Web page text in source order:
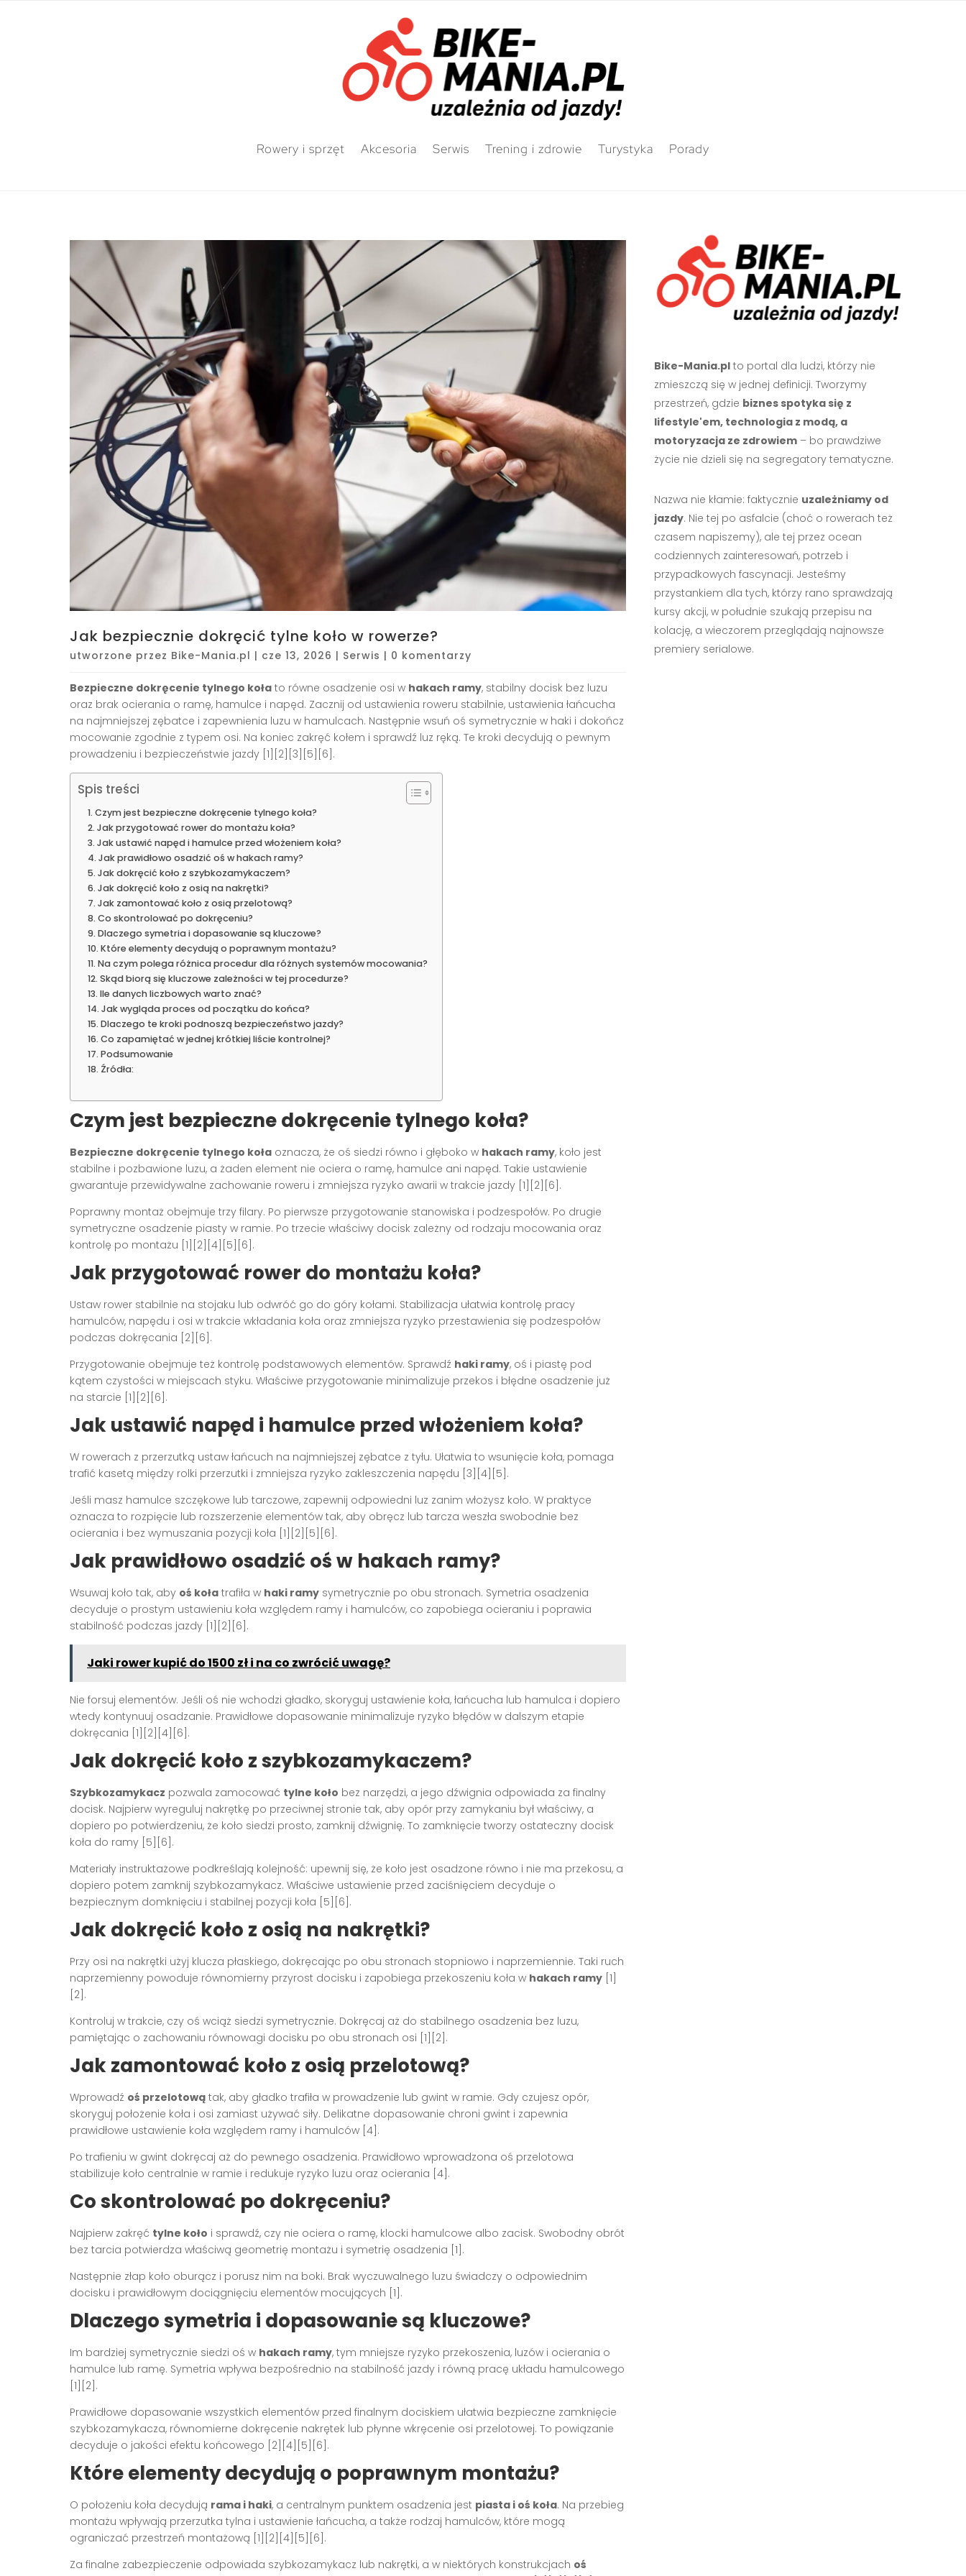
Rowery i sprzęt Akcesoria Serwis Trening i zdrowie Turystyka Porady
Jak bezpiecznie dokręcić tylne koło w rowerze?
utworzone przez Bike-Mania.pl | cze 13, 2026 | Serwis | 0 komentarzy
Bezpieczne dokręcenie tylnego koła to równe osadzenie osi w hakach ramy, stabilny docisk bez luzu
oraz brak ocierania o ramę, hamulce i napęd. Zacznij od ustawienia roweru stabilnie, ustawienia łańcucha
na najmniejszej zębatce i zapewnienia luzu w hamulcach. Następnie wsuń oś symetrycznie w haki i dokończ
mocowanie zgodnie z typem osi. Na koniec zakręć kołem i sprawdź luz ręką. Te kroki decydują o pewnym
prowadzeniu i bezpieczeństwie jazdy [1][2][3][5][6].
Spis treści
Czym jest bezpieczne dokręcenie tylnego koła?
Jak przygotować rower do montażu koła?
Jak ustawić napęd i hamulce przed włożeniem koła?
Jak prawidłowo osadzić oś w hakach ramy?
Jak dokręcić koło z szybkozamykaczem?
Jak dokręcić koło z osią na nakrętki?
Jak zamontować koło z osią przelotową?
Co skontrolować po dokręceniu?
Dlaczego symetria i dopasowanie są kluczowe?
Które elementy decydują o poprawnym montażu?
Na czym polega różnica procedur dla różnych systemów mocowania?
Skąd biorą się kluczowe zależności w tej procedurze?
Ile danych liczbowych warto znać?
Jak wygląda proces od początku do końca?
Dlaczego te kroki podnoszą bezpieczeństwo jazdy?
Co zapamiętać w jednej krótkiej liście kontrolnej?
Podsumowanie
Źródła:
Czym jest bezpieczne dokręcenie tylnego koła?
Bezpieczne dokręcenie tylnego koła oznacza, że oś siedzi równo i głęboko w hakach ramy, koło jest
stabilne i pozbawione luzu, a żaden element nie ociera o ramę, hamulce ani napęd. Takie ustawienie
gwarantuje przewidywalne zachowanie roweru i zmniejsza ryzyko awarii w trakcie jazdy [1][2][6].
Poprawny montaż obejmuje trzy filary. Po pierwsze przygotowanie stanowiska i podzespołów. Po drugie
symetryczne osadzenie piasty w ramie. Po trzecie właściwy docisk zależny od rodzaju mocowania oraz
kontrolę po montażu [1][2][4][5][6].
Jak przygotować rower do montażu koła?
Ustaw rower stabilnie na stojaku lub odwróć go do góry kołami. Stabilizacja ułatwia kontrolę pracy
hamulców, napędu i osi w trakcie wkładania koła oraz zmniejsza ryzyko przestawienia się podzespołów
podczas dokręcania [2][6].
Przygotowanie obejmuje też kontrolę podstawowych elementów. Sprawdź haki ramy, oś i piastę pod
kątem czystości w miejscach styku. Właściwe przygotowanie minimalizuje przekos i błędne osadzenie już
na starcie [1][2][6].
Jak ustawić napęd i hamulce przed włożeniem koła?
W rowerach z przerzutką ustaw łańcuch na najmniejszej zębatce z tyłu. Ułatwia to wsunięcie koła, pomaga
trafić kasetą między rolki przerzutki i zmniejsza ryzyko zakleszczenia napędu [3][4][5].
Jeśli masz hamulce szczękowe lub tarczowe, zapewnij odpowiedni luz zanim włożysz koło. W praktyce
oznacza to rozpięcie lub rozszerzenie elementów tak, aby obręcz lub tarcza weszła swobodnie bez
ocierania i bez wymuszania pozycji koła [1][2][5][6].
Jak prawidłowo osadzić oś w hakach ramy?
Wsuwaj koło tak, aby oś koła trafiła w haki ramy symetrycznie po obu stronach. Symetria osadzenia
decyduje o prostym ustawieniu koła względem ramy i hamulców, co zapobiega ocieraniu i poprawia
stabilność podczas jazdy [1][2][6].
Jaki rower kupić do 1500 zł i na co zwrócić uwagę?
Nie forsuj elementów. Jeśli oś nie wchodzi gładko, skoryguj ustawienie koła, łańcucha lub hamulca i dopiero
wtedy kontynuuj osadzanie. Prawidłowe dopasowanie minimalizuje ryzyko błędów w dalszym etapie
dokręcania [1][2][4][6].
Jak dokręcić koło z szybkozamykaczem?
Szybkozamykacz pozwala zamocować tylne koło bez narzędzi, a jego dźwignia odpowiada za finalny
docisk. Najpierw wyreguluj nakrętkę po przeciwnej stronie tak, aby opór przy zamykaniu był właściwy, a
dopiero po potwierdzeniu, że koło siedzi prosto, zamknij dźwignię. To zamknięcie tworzy ostateczny docisk
koła do ramy [5][6].
Materiały instruktażowe podkreślają kolejność: upewnij się, że koło jest osadzone równo i nie ma przekosu, a
dopiero potem zamknij szybkozamykacz. Właściwe ustawienie przed zaciśnięciem decyduje o
bezpiecznym domknięciu i stabilnej pozycji koła [5][6].
Jak dokręcić koło z osią na nakrętki?
Przy osi na nakrętki użyj klucza płaskiego, dokręcając po obu stronach stopniowo i naprzemiennie. Taki ruch
naprzemienny powoduje równomierny przyrost docisku i zapobiega przekoszeniu koła w hakach ramy [1]
[2].
Kontroluj w trakcie, czy oś wciąż siedzi symetrycznie. Dokręcaj aż do stabilnego osadzenia bez luzu,
pamiętając o zachowaniu równowagi docisku po obu stronach osi [1][2].
Jak zamontować koło z osią przelotową?
Wprowadź oś przelotową tak, aby gładko trafiła w prowadzenie lub gwint w ramie. Gdy czujesz opór,
skoryguj położenie koła i osi zamiast używać siły. Delikatne dopasowanie chroni gwint i zapewnia
prawidłowe ustawienie koła względem ramy i hamulców [4].
Po trafieniu w gwint dokręcaj aż do pewnego osadzenia. Prawidłowo wprowadzona oś przelotowa
stabilizuje koło centralnie w ramie i redukuje ryzyko luzu oraz ocierania [4].
Co skontrolować po dokręceniu?
Najpierw zakręć tylne koło i sprawdź, czy nie ociera o ramę, klocki hamulcowe albo zacisk. Swobodny obrót
bez tarcia potwierdza właściwą geometrię montażu i symetrię osadzenia [1].
Następnie złap koło oburącz i porusz nim na boki. Brak wyczuwalnego luzu świadczy o odpowiednim
docisku i prawidłowym dociągnięciu elementów mocujących [1].
Dlaczego symetria i dopasowanie są kluczowe?
Im bardziej symetrycznie siedzi oś w hakach ramy, tym mniejsze ryzyko przekoszenia, luzów i ocierania o
hamulce lub ramę. Symetria wpływa bezpośrednio na stabilność jazdy i równą pracę układu hamulcowego
[1][2].
Prawidłowe dopasowanie wszystkich elementów przed finalnym dociskiem ułatwia bezpieczne zamknięcie
szybkozamykacza, równomierne dokręcenie nakrętek lub płynne wkręcenie osi przelotowej. To powiązanie
decyduje o jakości efektu końcowego [2][4][5][6].
Które elementy decydują o poprawnym montażu?
O położeniu koła decydują rama i haki, a centralnym punktem osadzenia jest piasta i oś koła. Na przebieg
montażu wpływają przerzutka tylna i ustawienie łańcucha, a także rodzaj hamulców, które mogą
ograniczać przestrzeń montażową [1][2][4][5][6].
Za finalne zabezpieczenie odpowiada szybkozamykacz lub nakrętki, a w niektórych konstrukcjach oś
Bike-Mania.plto portal dla ludzi, którzy nie
zmieszczą się w jednej definicji. Tworzymy
przestrzeń, gdzie biznes spotyka się z
lifestyle'em, technologia z modą, a
motoryzacja ze zdrowiem– bo prawdziwe
życie nie dzieli się na segregatory tematyczne.
Nazwa nie kłamie: faktycznie uzależniamy od
jazdy. Nie tej po asfalcie (choć o rowerach też
czasem napiszemy), ale tej przez ocean
codziennych zainteresowań, potrzeb i
przypadkowych fascynacji. Jesteśmy
przystankiem dla tych, którzy rano sprawdzają
kursy akcji, w południe szukają przepisu na
kolację, a wieczorem przeglądają najnowsze
premiery serialowe.